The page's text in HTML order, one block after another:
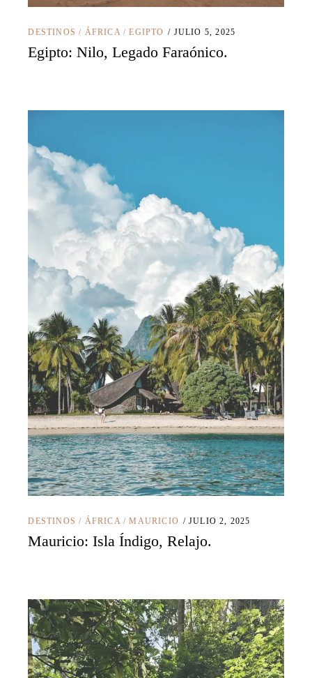
DESTINOS / ÁFRICA/EGIPTO JULIO 5, 2025
Egipto: Nilo, Legado Faraónico.
DESTINOS / ÁFRICA/MAURICIO JULIO 2, 2025
Mauricio: Isla Índigo, Relajo.